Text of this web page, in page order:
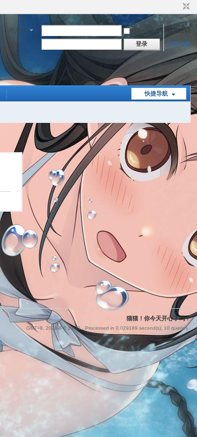
用户名 自动登录
找回密码
密码
登录 立即注册
快捷导航
猫猫！你今天开心了吗？
GMT+8, 2026-8-8 19:31, Processed in 0.029189 second(s), 10 queries .